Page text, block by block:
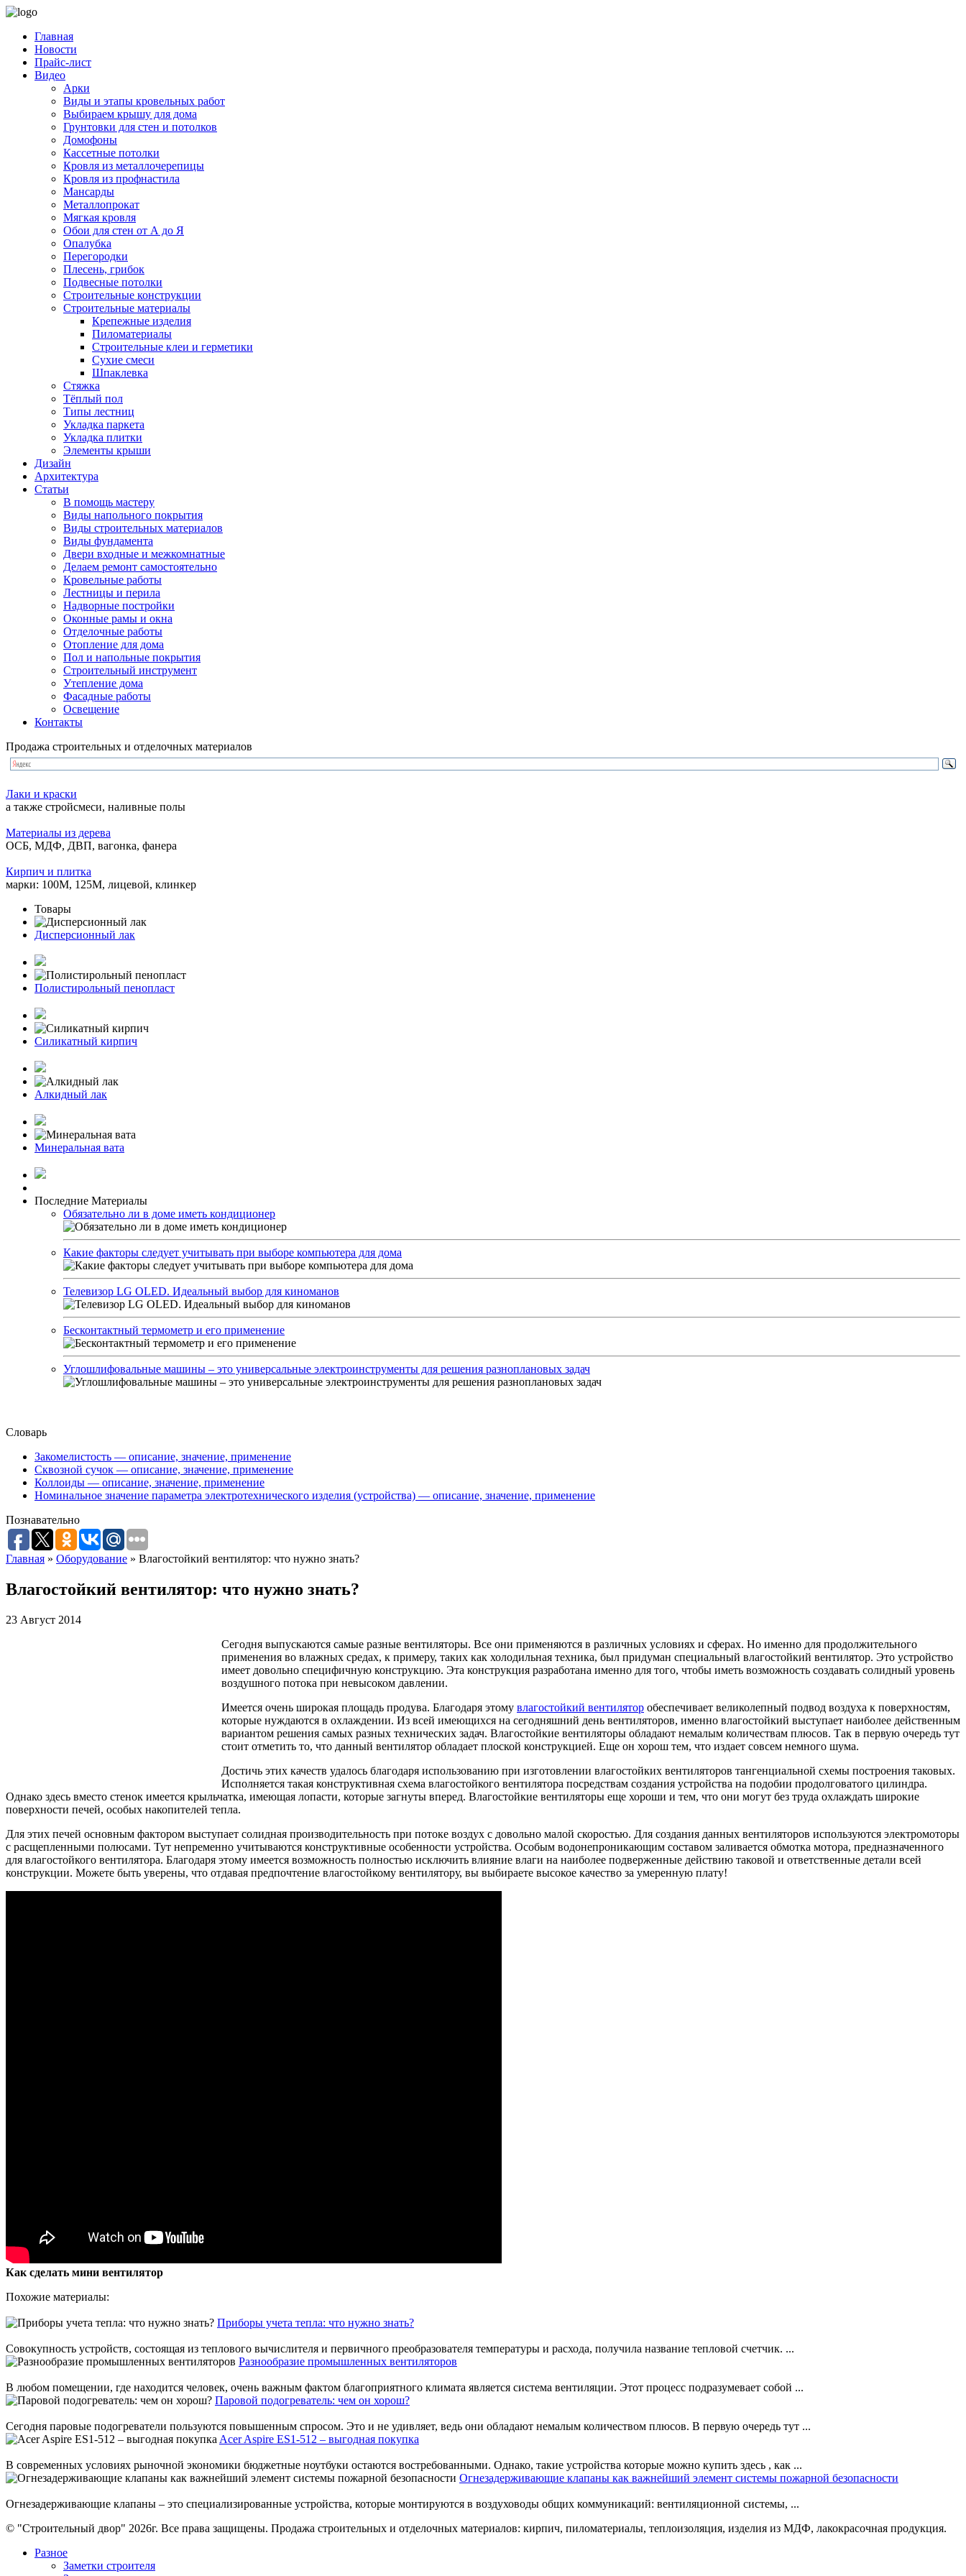
Главная
Новости
Прайс-лист
Видео
Арки
Виды и этапы кровельных работ
Выбираем крышу для дома
Грунтовки для стен и потолков
Домофоны
Кассетные потолки
Кровля из металлочерепицы
Кровля из профнастила
Мансарды
Металлопрокат
Мягкая кровля
Обои для стен от А до Я
Опалубка
Перегородки
Плесень, грибок
Подвесные потолки
Строительные конструкции
Строительные материалы
Крепежные изделия
Пиломатериалы
Строительные клеи и герметики
Сухие смеси
Шпаклевка
Стяжка
Тёплый пол
Типы лестниц
Укладка паркета
Укладка плитки
Элементы крыши
Дизайн
Архитектура
Статьи
В помощь мастеру
Виды напольного покрытия
Виды строительных материалов
Виды фундамента
Двери входные и межкомнатные
Делаем ремонт самостоятельно
Кровельные работы
Лестницы и перила
Надворные постройки
Оконные рамы и окна
Отделочные работы
Отопление для дома
Пол и напольные покрытия
Строительный инструмент
Утепление дома
Фасадные работы
Освещение
Контакты
Продажа строительных и отделочных материалов
Лаки и краски
а также стройсмеси, наливные полы
Материалы из дерева
ОСБ, МДФ, ДВП, вагонка, фанера
Кирпич и плитка
марки: 100М, 125М, лицевой, клинкер
Товары
Дисперсионный лак
Полистирольный пенопласт
Силикатный кирпич
Алкидный лак
Минеральная вата
Последние Материалы
Обязательно ли в доме иметь кондиционер
Какие факторы следует учитывать при выборе компьютера для дома
Телевизор LG OLED. Идеальный выбор для киноманов
Бесконтактный термометр и его применение
Углошлифовальные машины – это универсальные электроинструменты для решения разноплановых задач
Словарь
Закомелистость — описание, значение, применение
Сквозной сучок — описание, значение, применение
Коллоиды — описание, значение, применение
Номинальное значение параметра электротехнического изделия (устройства) — описание, значение, применение
Познавательно
Главная » Оборудование » Влагостойкий вентилятор: что нужно знать?
Влагостойкий вентилятор: что нужно знать?
23 Август 2014
Сегодня выпускаются самые разные вентиляторы. Все они применяются в различных условиях и сферах. Но именно для продолжительного
применения во влажных средах, к примеру, таких как холодильная техника, был придуман специальный влагостойкий вентилятор. Это устройство
имеет довольно специфичную конструкцию. Эта конструкция разработана именно для того, чтобы иметь возможность создавать солидный уровень
воздушного потока при невысоком давлении.
Имеется очень широкая площадь продува. Благодаря этому влагостойкий вентилятор обеспечивает великолепный подвод воздуха к поверхностям,
которые нуждаются в охлаждении. Из всей имеющихся на сегодняшний день вентиляторов, именно влагостойкий выступает наиболее действенным
вариантом решения самых разных технических задач. Влагостойкие вентиляторы обладают немалым количествам плюсов. Так в первую очередь тут
стоит отметить то, что данный вентилятор обладает плоской конструкцией. Еще он хорош тем, что издает совсем немного шума.
Достичь этих качеств удалось благодаря использованию при изготовлении влагостойких вентиляторов тангенциальной схемы построения таковых.
Исполняется такая конструктивная схема влагостойкого вентилятора посредствам создания устройства на подобии продолговатого цилиндра.
Однако здесь вместо стенок имеется крыльчатка, имеющая лопасти, которые загнуты вперед. Влагостойкие вентиляторы еще хороши и тем, что они могут без труда охлаждать широкие
поверхности печей, особых накопителей тепла.
Для этих печей основным фактором выступает солидная производительность при потоке воздух с довольно малой скоростью. Для создания данных вентиляторов используются электромоторы
с расщепленными полюсами. Тут непременно учитываются конструктивные особенности устройства. Особым водонепроникающим составом заливается обмотка мотора, предназначенного
для влагостойкого вентилятора. Благодаря этому имеется возможность полностью исключить влияние влаги на наиболее подверженные действию таковой и ответственные детали всей
конструкции. Можете быть уверены, что отдавая предпочтение влагостойкому вентилятору, вы выбираете высокое качество за умеренную плату!
Как сделать мини вентилятор
Похожие материалы:
Приборы учета тепла: что нужно знать?
Совокупность устройств, состоящая из теплового вычислителя и первичного преобразователя температуры и расхода, получила название тепловой счетчик. ...
Разнообразие промышленных вентиляторов
В любом помещении, где находится человек, очень важным фактом благоприятного климата является система вентиляции. Этот процесс подразумевает собой ...
Паровой подогреватель: чем он хорош?
Сегодня паровые подогреватели пользуются повышенным спросом. Это и не удивляет, ведь они обладают немалым количеством плюсов. В первую очередь тут ...
Acer Aspire ES1-512 – выгодная покупка
В современных условиях рыночной экономики бюджетные ноутбуки остаются востребованными. Однако, такие устройства которые можно купить здесь , как ...
Огнезадерживающие клапаны как важнейший элемент системы пожарной безопасности
Огнезадерживающие клапаны – это специализированные устройства, которые монтируются в воздуховоды общих коммуникаций: вентиляционной системы, ...
© "Строительный двор" 2026г. Все права защищены. Продажа строительных и отделочных материалов: кирпич, пиломатериалы, теплоизоляция, изделия из МДФ, лакокрасочная продукция.
Разное
Заметки строителя